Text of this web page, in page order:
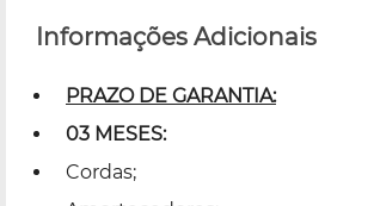
Informações Adicionais
PRAZO DE GARANTIA:
03 MESES:
Cordas;